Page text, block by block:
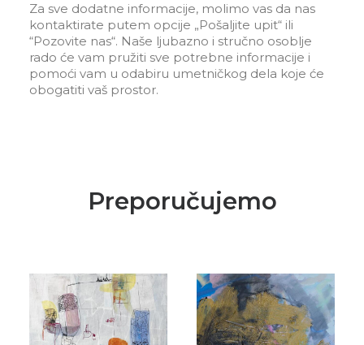
Za sve dodatne informacije, molimo vas da nas
kontaktirate putem opcije „Pošaljite upit“ ili
“Pozovite nas“. Naše ljubazno i stručno osoblje
rado će vam pružiti sve potrebne informacije i
pomoći vam u odabiru umetničkog dela koje će
obogatiti vaš prostor.
Preporučujemo